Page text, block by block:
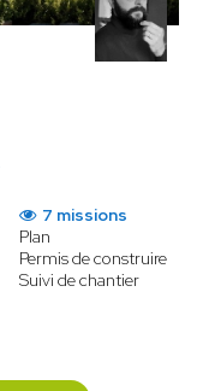
7 missions
Plan
Permis de construire
Suivi de chantier